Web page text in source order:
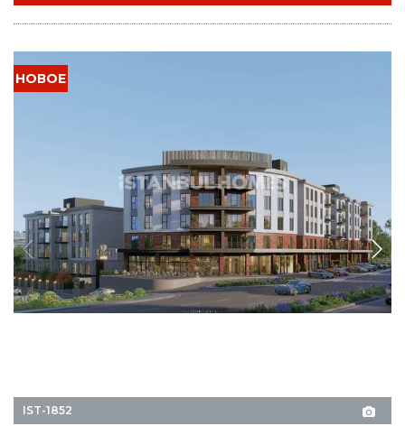
НОВОЕ
IST-1852
парковочным местом и общим садом, а также находятся рядом с
транспортными развязками и всеми необходимыми объектами